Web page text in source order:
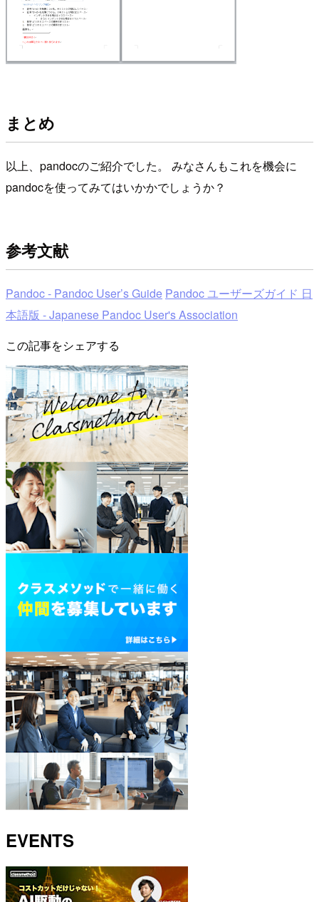
まとめ
以上、pandocのご紹介でした。 みなさんもこれを機会に
pandocを使ってみてはいかかでしょうか？
参考文献
Pandoc - Pandoc User’s Guide Pandoc ユーザーズガイド 日
本語版 - Japanese Pandoc User's Association
この記事をシェアする
EVENTS